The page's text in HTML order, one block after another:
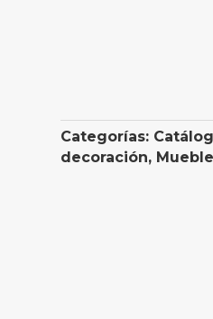
Categorías:
decoración,